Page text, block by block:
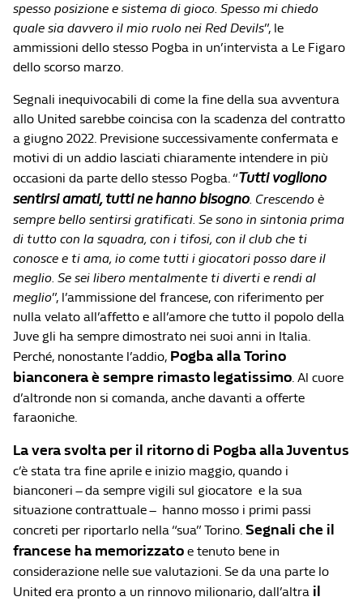
spesso posizione e sistema di gioco. Spesso mi chiedo
quale sia davvero il mio ruolo nei Red Devils”, le
ammissioni dello stesso Pogba in un’intervista a Le Figaro
dello scorso marzo.
Segnali inequivocabili di come la fine della sua avventura
allo United sarebbe coincisa con la scadenza del contratto
a giugno 2022. Previsione successivamente confermata e
motivi di un addio lasciati chiaramente intendere in più
occasioni da parte dello stesso Pogba. “Tutti vogliono
sentirsi amati, tutti ne hanno bisogno. Crescendo è
sempre bello sentirsi gratificati. Se sono in sintonia prima
di tutto con la squadra, con i tifosi, con il club che ti
conosce e ti ama, io come tutti i giocatori posso dare il
meglio. Se sei libero mentalmente ti diverti e rendi al
meglio”, l’ammissione del francese, con riferimento per
nulla velato all’affetto e all’amore che tutto il popolo della
Juve gli ha sempre dimostrato nei suoi anni in Italia.
Perché, nonostante l’addio, Pogba alla Torino
bianconera è sempre rimasto legatissimo. Al cuore
d’altronde non si comanda, anche davanti a offerte
faraoniche.
La vera svolta per il ritorno di Pogba alla Juventus
c’è stata tra fine aprile e inizio maggio, quando i
bianconeri – da sempre vigili sul giocatore e la sua
situazione contrattuale – hanno mosso i primi passi
concreti per riportarlo nella “sua” Torino. Segnali che il
francese ha memorizzato e tenuto bene in
considerazione nelle sue valutazioni. Se da una parte lo
United era pronto a un rinnovo milionario, dall’altra il